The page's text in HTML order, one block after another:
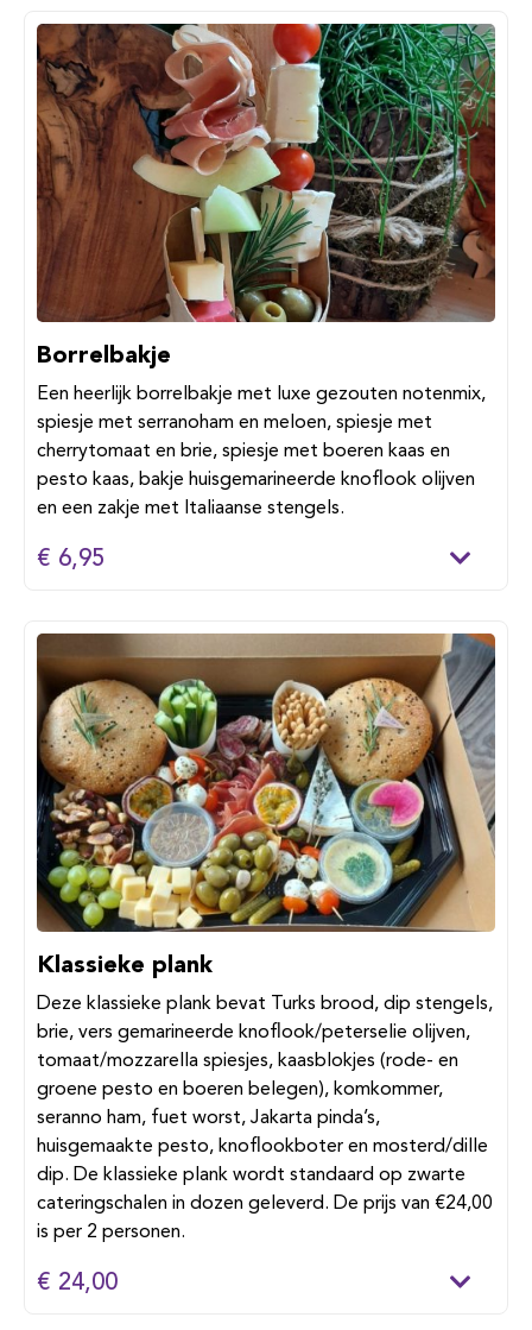
Borrelbakje
Een heerlijk borrelbakje met luxe gezouten notenmix,
spiesje met serranoham en meloen, spiesje met
cherrytomaat en brie, spiesje met boeren kaas en
pesto kaas, bakje huisgemarineerde knoflook olijven
en een zakje met Italiaanse stengels.
€ 6,95
Klassieke plank
Deze klassieke plank bevat Turks brood, dip stengels,
brie, vers gemarineerde knoflook/peterselie olijven,
tomaat/mozzarella spiesjes, kaasblokjes (rode- en
groene pesto en boeren belegen), komkommer,
seranno ham, fuet worst, Jakarta pinda’s,
huisgemaakte pesto, knoflookboter en mosterd/dille
dip. De klassieke plank wordt standaard op zwarte
cateringschalen in dozen geleverd. De prijs van €24,00
is per 2 personen.
€ 24,00